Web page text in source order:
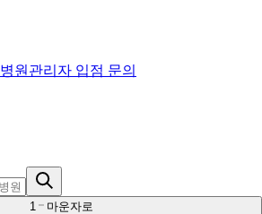
병원관리자 입점 문의
1 마운자로